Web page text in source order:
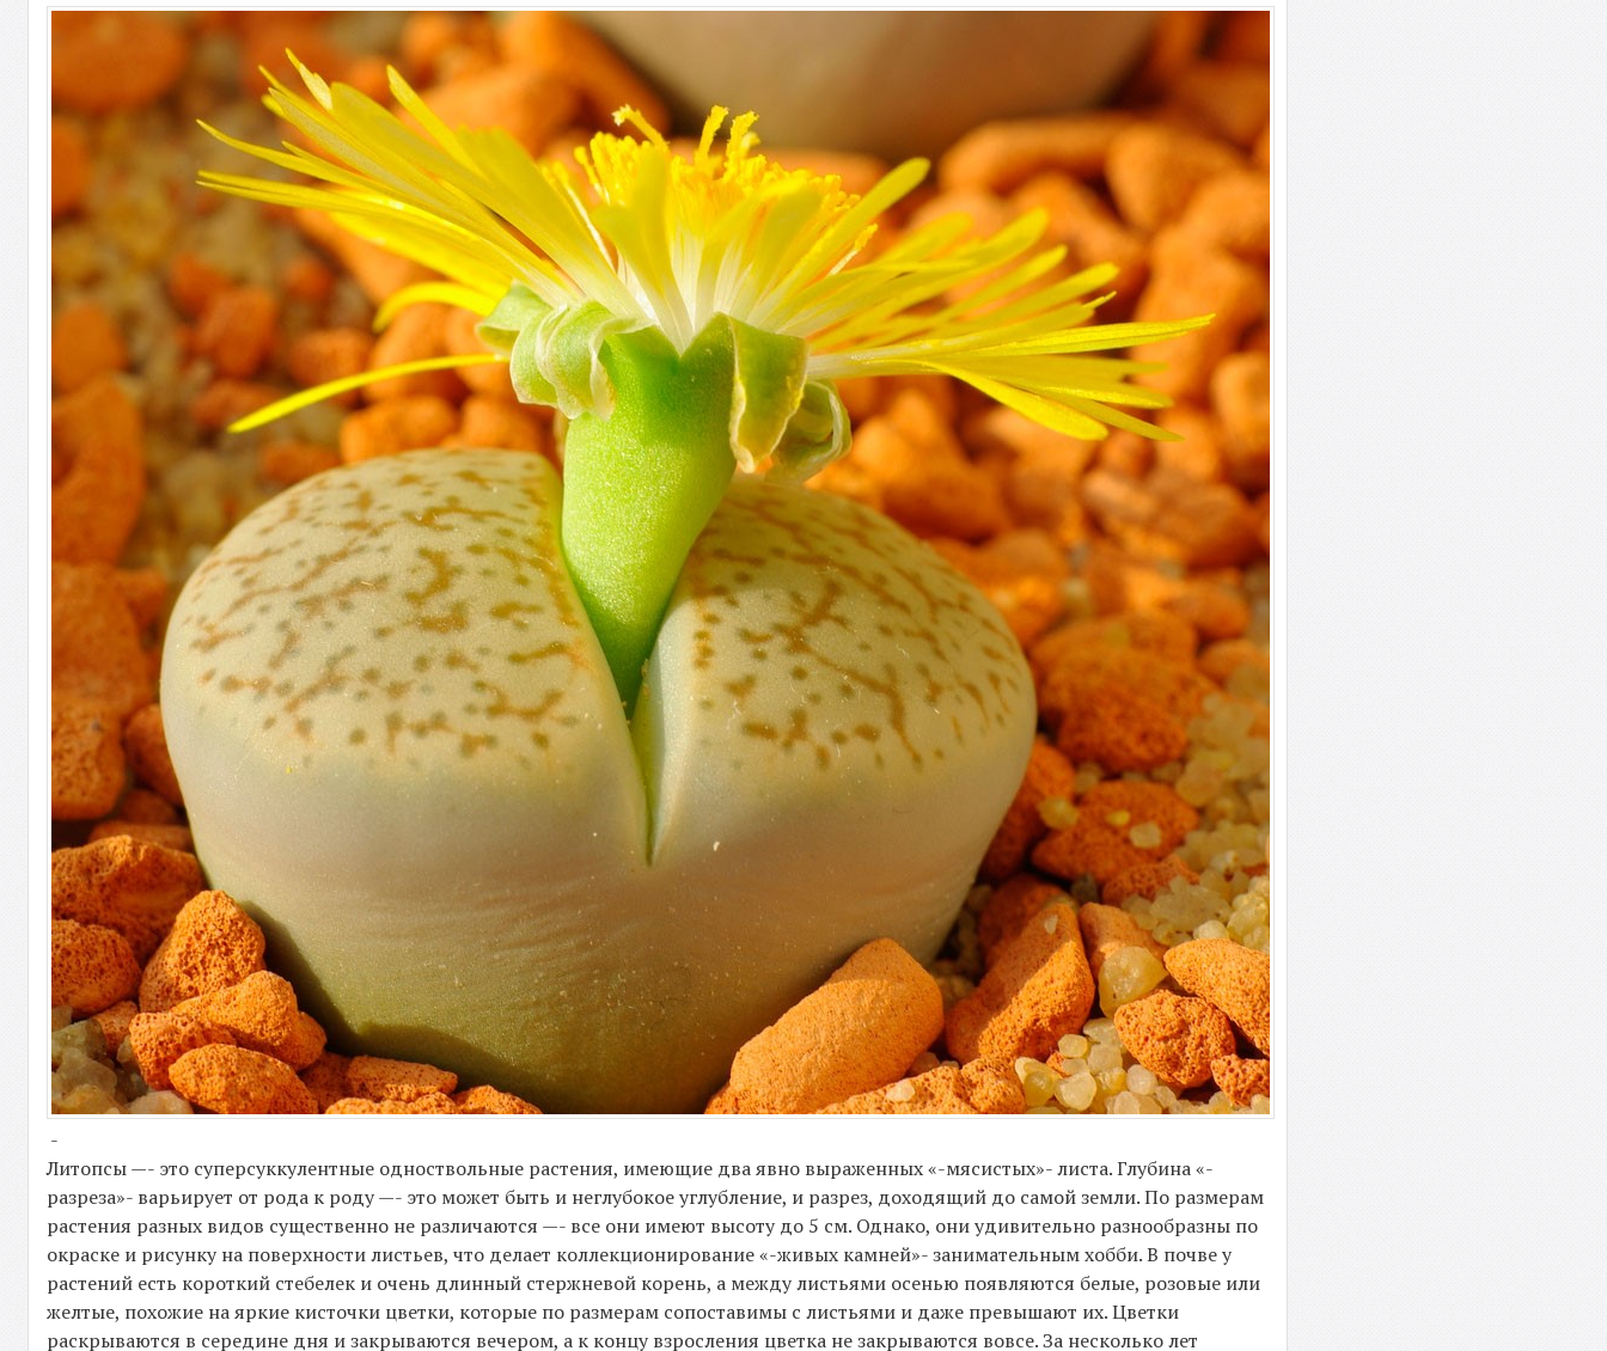
-
Литопсы —- это суперсуккулентные одноствольные растения, имеющие два явно выраженных «-мясистых»- листа. Глубина «-
разреза»- варьирует от рода к роду —- это может быть и неглубокое углубление, и разрез, доходящий до самой земли. По размерам
растения разных видов существенно не различаются —- все они имеют высоту до 5 см. Однако, они удивительно разнообразны по
окраске и рисунку на поверхности листьев, что делает коллекционирование «-живых камней»- занимательным хобби. В почве у
растений есть короткий стебелек и очень длинный стержневой корень, а между листьями осенью появляются белые, розовые или
желтые, похожие на яркие кисточки цветки, которые по размерам сопоставимы с листьями и даже превышают их. Цветки
раскрываются в середине дня и закрываются вечером, а к концу взросления цветка не закрываются вовсе. За несколько лет